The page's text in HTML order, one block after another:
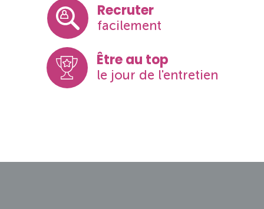
Recruter
facilement
Être au top
le jour de l'entretien